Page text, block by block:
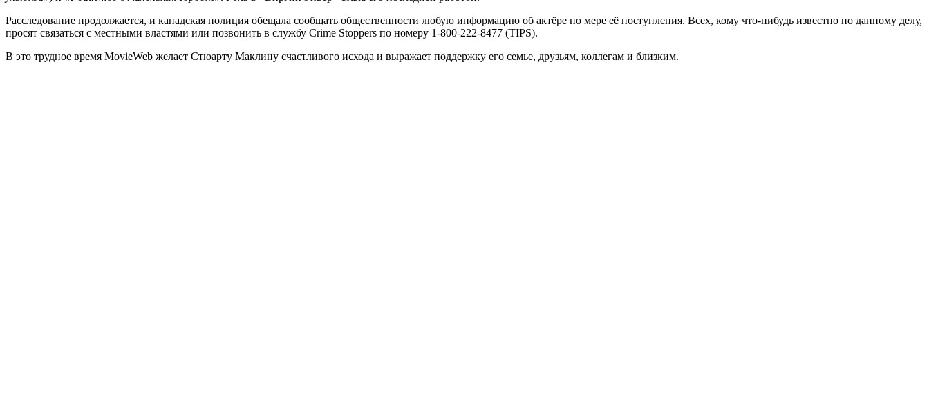
Расследование продолжается, и канадская полиция обещала сообщать общественности любую информацию об актёре по мере её поступления. Всех, кому что-нибудь известно по данному делу,
просят связаться с местными властями или позвонить в службу Crime Stoppers по номеру 1-800-222-8477 (TIPS).
В это трудное время MovieWeb желает Стюарту Маклину счастливого исхода и выражает поддержку его семье, друзьям, коллегам и близким.